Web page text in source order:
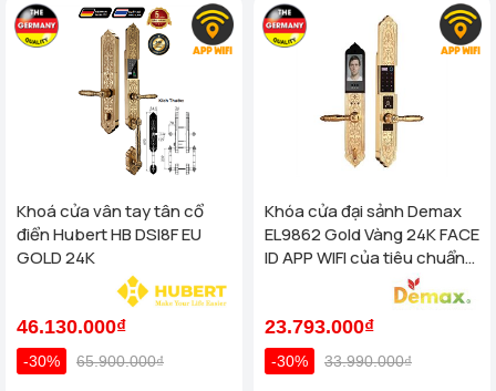
Khoá cửa vân tay tân cổ
điển Hubert HB DSI8F EU
GOLD 24K
46.130.000₫
-30% 65.900.000₫
Khóa cửa đại sảnh Demax
EL9862 Gold Vàng 24K FACE
ID APP WIFI của tiêu chuẩn
23.793.000₫
-30% 33.990.000₫